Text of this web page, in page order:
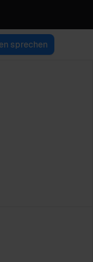
sprechen